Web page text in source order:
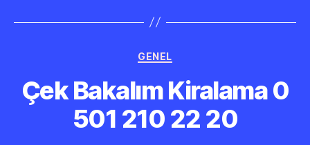
Kategoriler
GENEL
Çek Bakalım Kiralama 0
501 210 22 20